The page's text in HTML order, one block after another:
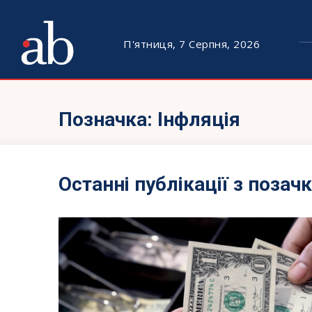
П'ятниця, 7 Серпня, 2026
Позначка: Інфляція
Останні публікації з